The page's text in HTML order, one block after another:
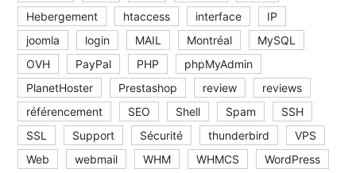
Hebergement
htaccess interface
IP
joomla
login MAIL Montréal
MySQL
OVH
PayPal PHP
phpMyAdmin
PlanetHoster
Prestashop review
reviews
référencement
SEO Shell Spam
SSH
SSL
Support Sécurité thunderbird
VPS
Web
webmail WHM WHMCS WordPress